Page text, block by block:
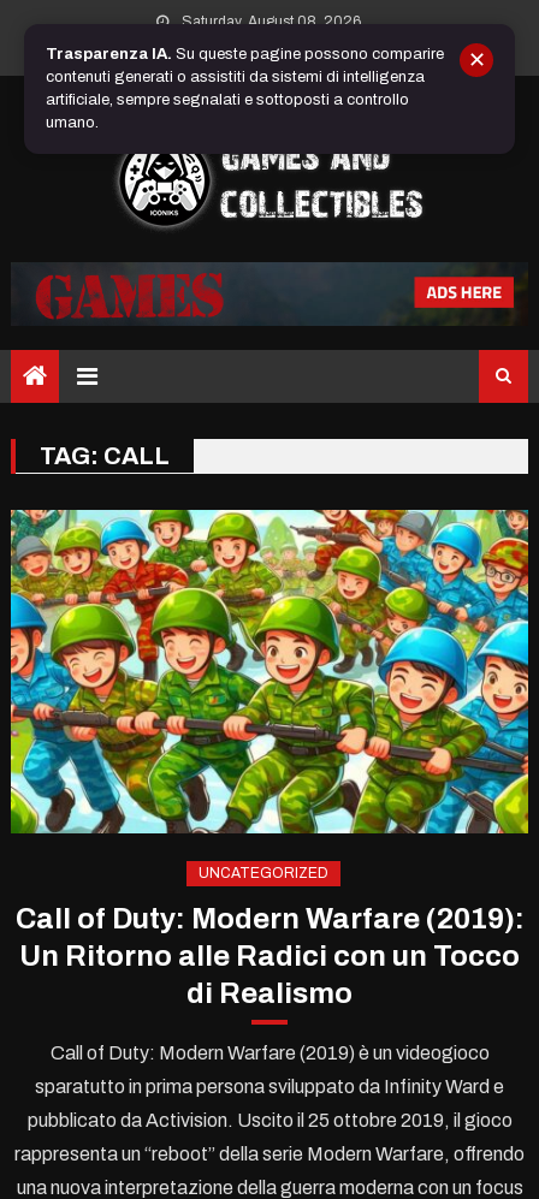
content
Saturday, August 08, 2026
TAG: CALL
UNCATEGORIZED
Call of Duty: Modern Warfare (2019):
Un Ritorno alle Radici con un Tocco
di Realismo
Call of Duty: Modern Warfare (2019) è un videogioco
sparatutto in prima persona sviluppato da Infinity Ward e
pubblicato da Activision. Uscito il 25 ottobre 2019, il gioco
rappresenta un “reboot” della serie Modern Warfare, offrendo
una nuova interpretazione della guerra moderna con un focus
Trasparenza IA. Su queste pagine possono comparire
contenuti generati o assistiti da sistemi di intelligenza
artificiale, sempre segnalati e sottoposti a controllo
umano.
✕